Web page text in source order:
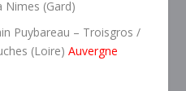
Nimes (Gard)
Puybareau – Troisgros /
(Loire)Auvergne